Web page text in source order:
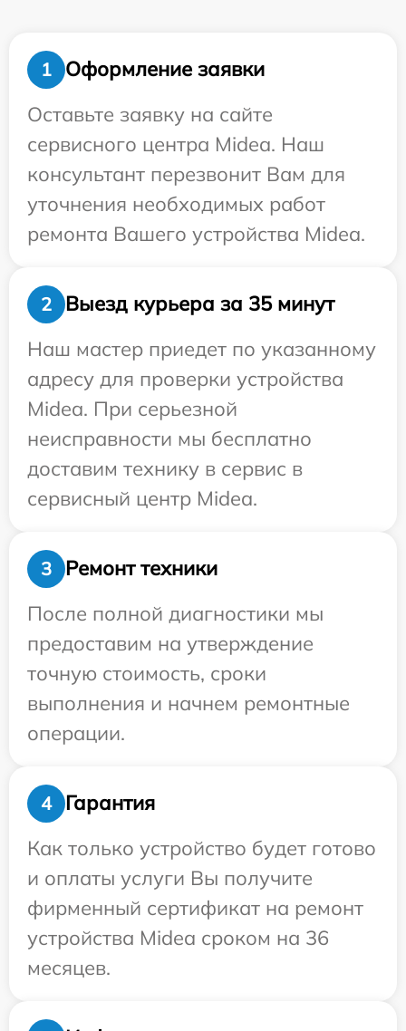
1
Оформление заявки
Оставьте заявку на сайте
сервисного центра Midea. Наш
консультант перезвонит Вам для
уточнения необходимых работ
ремонта Вашего устройства Midea.
2
Выезд курьера за 35 минут
Наш мастер приедет по указанному
адресу для проверки устройства
Midea. При серьезной
неисправности мы бесплатно
доставим технику в сервис в
сервисный центр Midea.
3
Ремонт техники
После полной диагностики мы
предоставим на утверждение
точную стоимость, сроки
выполнения и начнем ремонтные
операции.
4
Гарантия
Как только устройство будет готово
и оплаты услуги Вы получите
фирменный сертификат на ремонт
устройства Midea сроком на 36
месяцев.